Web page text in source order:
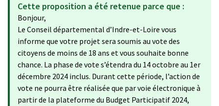
Cette proposition a été retenue parce que :
Bonjour,
Le Conseil départemental d’Indre-et-Loire vous
informe que votre projet sera soumis au vote des
citoyens de moins de 18 ans et vous souhaite bonne
chance. La phase de vote s’étendra du 14 octobre au 1er
décembre 2024 inclus. Durant cette période, l’action de
vote ne pourra être réalisée que par voie électronique à
partir de la plateforme du Budget Participatif 2024,